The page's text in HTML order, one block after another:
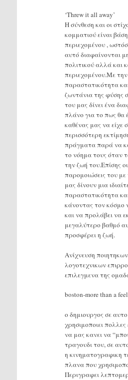
‘Threw it all away’
Η σύνθεση και οι
κομματιού είναι
περιεχομένου ,
αυτό διαφαίνονται
πολιτικού αλλά και
περιεχομένου.Με την
παραστατικότητα
ζωντάνια της φύσης
του μας δίνει ένα
πλάνο για το πως θα
καθένας μας να είχε
περισσότερη
πράγματα παρά να
το νόημα τους όταν
την ζωή του.Επίσης οι
παρομοιώσεις του
μας δίνουν μια
παραστατικότητα
κάνοντας τον κόσμο
και να προλάβει να
μεγαλύτερο βαθμό
προσφέρει η ζωή.
Ανίχνευση
λογοτεχνικων
επιλεγμενα της
boston-more than a
ο δημιουργος σε
χρησιμοποιει πολλες
να μας κανει να
τραγουδι του, σε
η κινηματογραφικη
πλανα που
Περιγραφει